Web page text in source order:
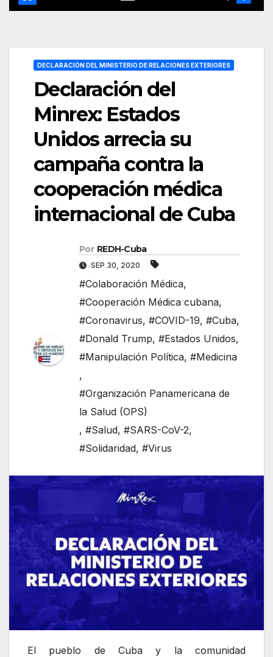
DECLARACIÓN DEL MINISTERIO DE RELACIONES EXTERIORES
Declaración del
Minrex: Estados
Unidos arrecia su
campaña contra la
cooperación médica
internacional de Cuba
Por REDH-Cuba
SEP 30, 2020
#Colaboración Médica,
#Cooperación Médica cubana,
#Coronavirus, #COVID-19, #Cuba,
#Donald Trump, #Estados Unidos,
#Manipulación Política, #Medicina
,
#Organización Panamericana de
la Salud (OPS)
, #Salud, #SARS-CoV-2,
#Solidaridad, #Virus
El pueblo de Cuba y la comunidad